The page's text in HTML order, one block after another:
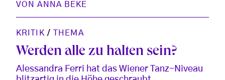
VONANNA BEKE
KRITIK / THEMA
Werden alle zu halten sein?
Alessandra Ferri hat das Wiener Tanz-Niveau